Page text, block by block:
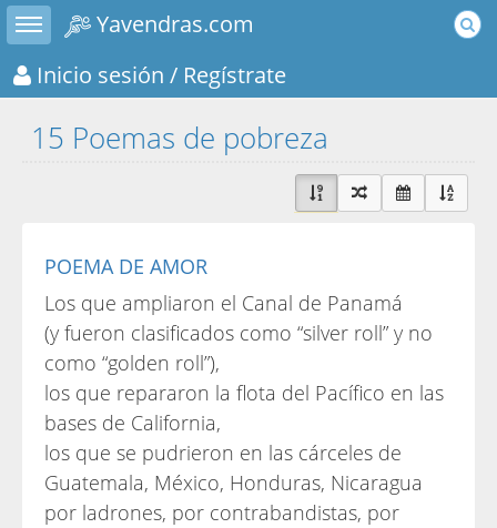
Toggle sidebar
Yavendras.com
Inicio sesión / Regístrate
15 Poemas de pobreza
POEMA DE AMOR
Los que ampliaron el Canal de Panamá
(y fueron clasificados como “silver roll” y no
como “golden roll”),
los que repararon la flota del Pacífico en las
bases de California,
los que se pudrieron en las cárceles de
Guatemala, México, Honduras, Nicaragua
por ladrones, por contrabandistas, por